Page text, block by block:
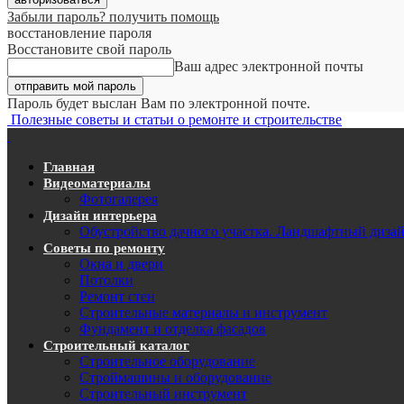
Забыли пароль? получить помощь
восстановление пароля
Восстановите свой пароль
Ваш адрес электронной почты
Пароль будет выслан Вам по электронной почте.
Полезные советы и статьи о ремонте и строительстве
Главная
Видеоматериалы
Фотогалерея
Дизайн интерьера
Обустройство дачного участка. Ландшафтный
Советы по ремонту
Окна и двери
Потолки
Ремонт стен
Строительные материалы и инструмент
Фундамент и отделка фасадов
Строительный каталог
Строительное оборудование
Строймашины и оборудование
Строительный инструмент